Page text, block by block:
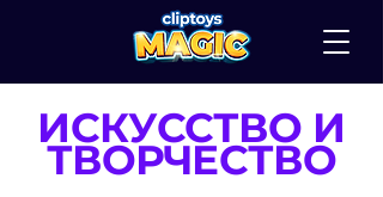
ИСКУССТВО И
ТВОРЧЕСТВО